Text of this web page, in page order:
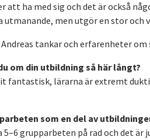
att ha med sig och det är också
utmanande, men utgör en stor och
tankar och erfarenheter
om din utbildning så här långt?
fantastisk, lärarna är extremt
som en del av
5–6 grupparbeten på rad och det